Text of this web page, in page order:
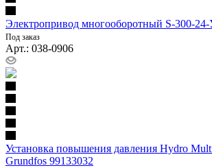
Электропривод многооборотный S-300-
Под заказ
Арт.: 038-0906
Установка повышения давления Hydro
Grundfos 99133032